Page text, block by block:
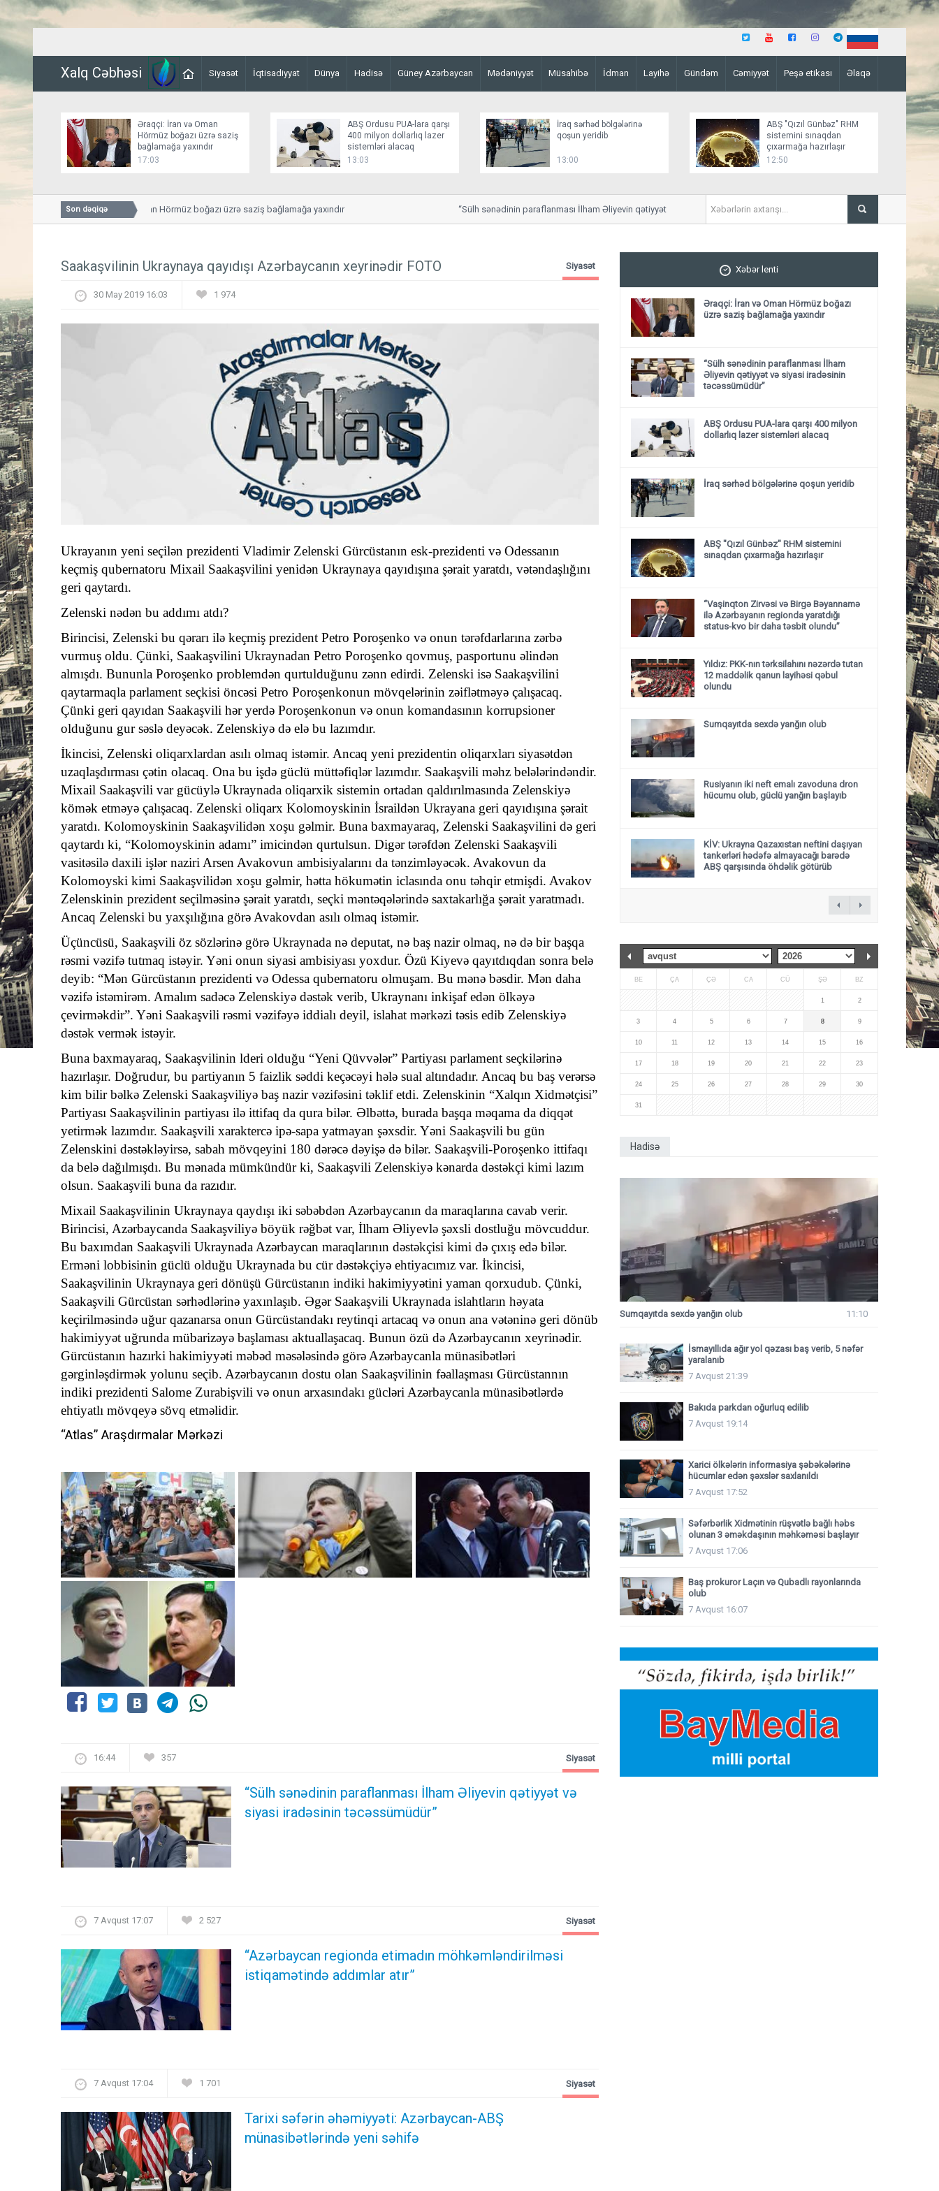
Xalq Cəbhəsi Siyasət İqtisadiyyat Dünya Hadisə Güney Azərbaycan Mədəniyyət Müsahibə İdman Layihə Gündəm Cəmiyyət Peşə etikası Əlaqə
Əraqçi: İran və Oman
Hörmüz boğazı üzrə saziş
bağlamağa yaxındır
17:03
ABŞ Ordusu PUA-lara qarşı
400 milyon dollarlıq lazer
sistemləri alacaq
13:03
İraq sərhəd bölgələrinə
qoşun yeridib
13:00
ABŞ "Qızıl Günbəz" RHM
sistemini sınaqdan
çıxarmağa hazırlaşır
12:50
Son dəqiqə
Əraqçi: İran və Oman Hörmüz boğazı üzrə saziş bağlamağa yaxındır “Sülh sənədinin paraflanması İlham Əliyevin qətiyyət və siyasi iradəsinin təcəssümüdür” ABŞ Ordusu PUA-lara
Saakaşvilinin Ukraynaya qayıdışı Azərbaycanın xeyrinədir FOTO Siyasət
30 May 2019 16:03 1 974
Ukrayanın yeni seçilən prezidenti Vladimir Zelenski Gürcüstanın esk-prezidenti və Odessanın
keçmiş qubernatoru Mixail Saakaşvilini yenidən Ukraynaya qayıdışına şərait yaratdı, vətəndaşlığını
geri qaytardı.
Zelenski nədən bu addımı atdı?
Birincisi, Zelenski bu qərarı ilə keçmiş prezident Petro Poroşenko və onun tərəfdarlarına zərbə
vurmuş oldu. Çünki, Saakaşvilini Ukraynadan Petro Poroşenko qovmuş, pasportunu əlindən
almışdı. Bununla Poroşenko problemdən qurtulduğunu zənn edirdi. Zelenski isə Saakaşvilini
qaytarmaqla parlament seçkisi öncəsi Petro Poroşenkonun mövqelərinin zəiflətməyə çalışacaq.
Çünki geri qayıdan Saakaşvili hər yerdə Poroşenkonun və onun komandasının korrupsioner
olduğunu gur səslə deyəcək. Zelenskiyə də elə bu lazımdır.
İkincisi, Zelenski oliqarxlardan asılı olmaq istəmir. Ancaq yeni prezidentin oliqarxları siyasətdən
uzaqlaşdırması çətin olacaq. Ona bu işdə güclü müttəfiqlər lazımdır. Saakaşvili məhz belələrindəndir.
Mixail Saakaşvili var gücüylə Ukraynada oliqarxik sistemin ortadan qaldırılmasında Zelenskiyə
kömək etməyə çalışacaq. Zelenski oliqarx Kolomoyskinin İsraildən Ukrayana geri qayıdışına şərait
yaratdı. Kolomoyskinin Saakaşvilidən xoşu gəlmir. Buna baxmayaraq, Zelenski Saakaşvilini də geri
qaytardı ki, “Kolomoyskinin adamı” imicindən qurtulsun. Digər tərəfdən Zelenski Saakaşvili
vasitəsilə daxili işlər naziri Arsen Avakovun ambisiyalarını da tənzimləyəcək. Avakovun da
Kolomoyski kimi Saakaşvilidən xoşu gəlmir, hətta hökumətin iclasında onu təhqir etmişdi. Avakov
Zelenskinin prezident seçilməsinə şərait yaratdı, seçki məntəqələrində saxtakarlığa şərait yaratmadı.
Ancaq Zelenski bu yaxşılığına görə Avakovdan asılı olmaq istəmir.
Üçüncüsü, Saakaşvili öz sözlərinə görə Ukraynada nə deputat, nə baş nazir olmaq, nə də bir başqa
rəsmi vəzifə tutmaq istəyir. Yəni onun siyasi ambisiyası yoxdur. Özü Kiyevə qayıtdıqdan sonra belə
deyib: “Mən Gürcüstanın prezidenti və Odessa qubernatoru olmuşam. Bu mənə bəsdir. Mən daha
vəzifə istəmirəm. Amalım sadəcə Zelenskiyə dəstək verib, Ukraynanı inkişaf edən ölkəyə
çevirməkdir”. Yəni Saakaşvili rəsmi vəzifəyə iddialı deyil, islahat mərkəzi təsis edib Zelenskiyə
dəstək vermək istəyir.
Buna baxmayaraq, Saakaşvilinin lderi olduğu “Yeni Qüvvələr” Partiyası parlament seçkilərinə
hazırlaşır. Doğrudur, bu partiyanın 5 faizlik səddi keçəcəyi hələ sual altındadır. Ancaq bu baş verərsə
kim bilir bəlkə Zelenski Saakaşviliyə baş nazir vəzifəsini təklif etdi. Zelenskinin “Xalqın Xidmətçisi”
Partiyası Saakaşvilinin partiyası ilə ittifaq da qura bilər. Əlbəttə, burada başqa məqama da diqqət
yetirmək lazımdır. Saakaşvili xaraktercə ipə-sapa yatmayan şəxsdir. Yəni Saakaşvili bu gün
Zelenskini dəstəkləyirsə, sabah mövqeyini 180 dərəcə dəyişə də bilər. Saakaşvili-Poroşenko ittifaqı
da belə dağılmışdı. Bu mənada mümkündür ki, Saakaşvili Zelenskiyə kənarda dəstəkçi kimi lazım
olsun. Saakaşvili buna da razıdır.
Mixail Saakaşvilinin Ukraynaya qaydışı iki səbəbdən Azərbaycanın da maraqlarına cavab verir.
Birincisi, Azərbaycanda Saakaşviliyə böyük rəğbət var, İlham Əliyevlə şəxsli dostluğu mövcuddur.
Bu baxımdan Saakaşvili Ukraynada Azərbaycan maraqlarının dəstəkçisi kimi də çıxış edə bilər.
Erməni lobbisinin güclü olduğu Ukraynada bu cür dəstəkçiyə ehtiyacımız var. İkincisi,
Saakaşvilinin Ukraynaya geri dönüşü Gürcüstanın indiki hakimiyyətini yaman qorxudub. Çünki,
Saakaşvili Gürcüstan sərhədlərinə yaxınlaşıb. Əgər Saakaşvili Ukraynada islahtların həyata
keçirilməsində uğur qazanarsa onun Gürcüstandakı reytinqi artacaq və onun ana vətəninə geri dönüb
hakimiyyət uğrunda mübarizəyə başlaması aktuallaşacaq. Bunun özü də Azərbaycanın xeyrinədir.
Gürcüstanın hazırki hakimiyyəti məbəd məsələsində görə Azərbaycanla münasibətləri
gərginləşdirmək yolunu seçib. Azərbaycanın dostu olan Saakaşvilinin fəallaşması Gürcüstannın
indiki prezidenti Salome Zurabişvili və onun arxasındakı gücləri Azərbaycanla münasibətlərdə
ehtiyatlı mövqeyə sövq etməlidir.
“Atlas” Araşdırmalar Mərkəzi
16:44 357
“Sülh sənədinin paraflanması İlham Əliyevin qətiyyət və
siyasi iradəsinin təcəssümüdür”
Siyasət
7 Avqust 17:07 2 527
“Azərbaycan regionda etimadın möhkəmləndirilməsi
istiqamətində addımlar atır”
Siyasət
7 Avqust 17:04 1 701
Tarixi səfərin əhəmiyyəti: Azərbaycan-ABŞ
münasibətlərində yeni səhifə
Siyasət
Xəbər lenti
Əraqçi: İran və Oman Hörmüz boğazı
üzrə saziş bağlamağa yaxındır
“Sülh sənədinin paraflanması İlham
Əliyevin qətiyyət və siyasi iradəsinin
təcəssümüdür”
ABŞ Ordusu PUA-lara qarşı 400 milyon
dollarlıq lazer sistemləri alacaq
İraq sərhəd bölgələrinə qoşun yeridib
ABŞ "Qızıl Günbəz" RHM sistemini
sınaqdan çıxarmağa hazırlaşır
“Vaşinqton Zirvəsi və Birgə Bəyannamə
ilə Azərbayanın regionda yaratdığı
status-kvo bir daha təsbit olundu”
Yıldız: PKK-nın tərksilahını nəzərdə tutan
12 maddəlik qanun layihəsi qəbul
olundu ​​​​​​​
Sumqayıtda sexdə yanğın olub
Rusiyanın iki neft emalı zavoduna dron
hücumu olub, güclü yanğın başlayıb
KİV: Ukrayna Qazaxıstan neftini daşıyan
tankerləri hədəfə almayacağı barədə
ABŞ qarşısında öhdəlik götürüb
BE ÇA ÇƏ CA CÜ ŞƏ BZ
1 2
3 4 5 6 7 8 9
10 11 12 13 14 15 16
17 18 19 20 21 22 23
24 25 26 27 28 29 30
31
Hadisə
Sumqayıtda sexdə yanğın olub 11:10
İsmayıllıda ağır yol qəzası baş verib, 5 nəfər
yaralanıb
7 Avqust 21:39
Bakıda parkdan oğurluq edilib
7 Avqust 19:14
Xarici ölkələrin informasiya şəbəkələrinə
hücumlar edən şəxslər saxlanıldı
7 Avqust 17:52
Səfərbərlik Xidmətinin rüşvətlə bağlı həbs
olunan 3 əməkdaşının məhkəməsi başlayır
7 Avqust 17:06
Baş prokuror Laçın və Qubadlı rayonlarında
olub
7 Avqust 16:07